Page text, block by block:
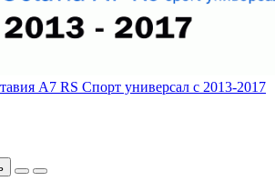
А7 RS Спорт универсал с 2013-2017